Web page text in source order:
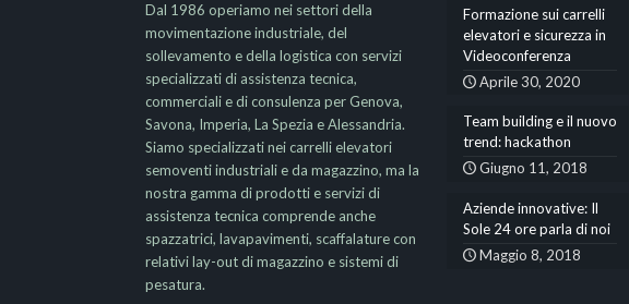
Dal 1986 operiamo nei settori della
movimentazione industriale, del
sollevamento e della logistica con servizi
specializzati di assistenza tecnica,
commerciali e di consulenza per Genova,
Savona, Imperia, La Spezia e Alessandria.
Siamo specializzati nei carrelli elevatori
semoventi industriali e da magazzino, ma la
nostra gamma di prodotti e servizi di
assistenza tecnica comprende anche
spazzatrici, lavapavimenti, scaffalature con
relativi lay-out di magazzino e sistemi di
pesatura.
Formazione sui carrelli
elevatori e sicurezza in
Videoconferenza
Aprile 30, 2020
Team building e il nuovo
trend: hackathon
Giugno 11, 2018
Aziende innovative: Il
Sole 24 ore parla di noi
Maggio 8, 2018